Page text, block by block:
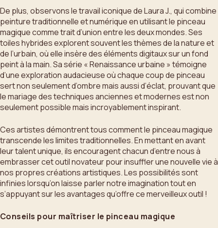
De plus, observons le travail iconique de Laura J., qui combine
peinture traditionnelle et numérique en utilisant le pinceau
magique comme trait d’union entre les deux mondes. Ses
toiles hybrides explorent souvent les thèmes de la nature et
de l’urbain, où elle insère des éléments digitaux sur un fond
peint à la main. Sa série « Renaissance urbaine » témoigne
d’une exploration audacieuse où chaque coup de pinceau
sert non seulement d’ombre mais aussi d’éclat, prouvant que
le mariage des techniques anciennes et modernes est non
seulement possible mais incroyablement inspirant.
Ces artistes démontrent tous comment le pinceau magique
transcende les limites traditionnelles. En mettant en avant
leur talent unique, ils encouragent chacun d’entre nous à
embrasser cet outil novateur pour insuffler une nouvelle vie à
nos propres créations artistiques. Les possibilités sont
infinies lorsqu’on laisse parler notre imagination tout en
s’appuyant sur les avantages qu’offre ce merveilleux outil !
Conseils pour maîtriser le pinceau magique